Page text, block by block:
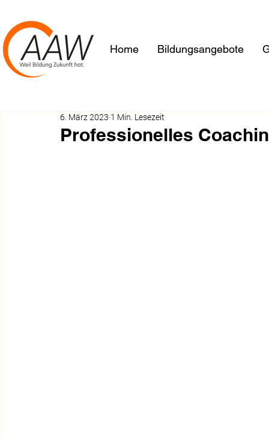
Home Bildungsangebote
Professionelles
6. März 2023 1 Min. Lesezeit